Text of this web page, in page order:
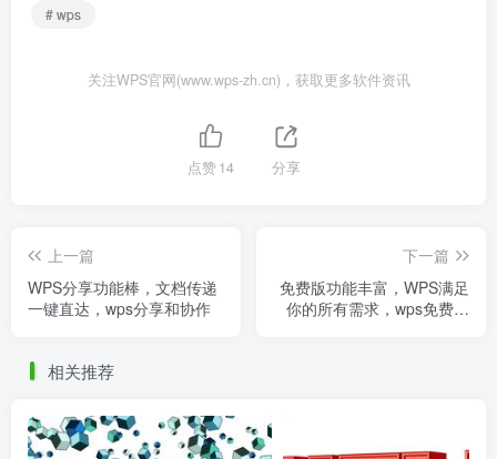
# wps
关注WPS官网(www.wps-zh.cn)，获取更多软件资讯
点赞14 分享
上一篇
WPS分享功能棒，文档传递
一键直达，wps分享和协作
下一篇
免费版功能丰富，WPS满足
你的所有需求，wps免费版
相关推荐